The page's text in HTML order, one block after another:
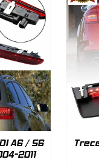
A6 / S6
2011